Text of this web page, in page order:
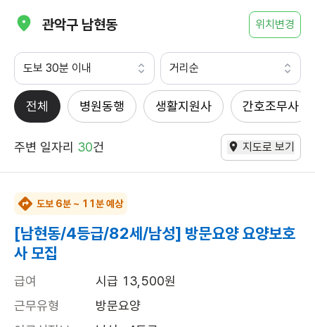
관악구 남현동 위치변경
도보 30분 이내 거리순
전체 병원동행 생활지원사 간호조무사
주변 일자리 30건 지도로 보기
도보 6분 ~ 11분 예상
[남현동/4등급/82세/남성] 방문요양 요양보호
사 모집
급여
시급 13,500원
근무유형
방문요양